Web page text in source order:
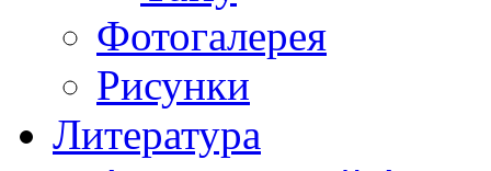
Фотогалерея
Рисунки
Литература